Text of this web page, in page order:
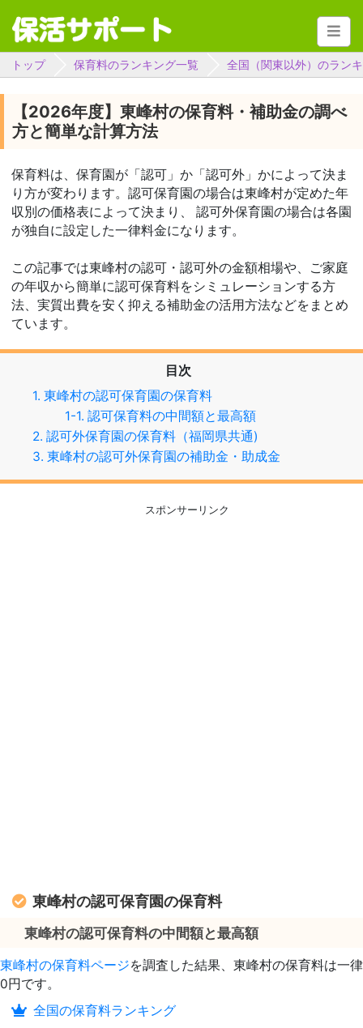
トップ 保育料のランキング一覧 全国（関東以外）のラン
【2026年度】東峰村の保育料・補助金の調べ
方と簡単な計算方法
保育料は、保育園が「認可」か「認可外」かによって決ま
り方が変わります。認可保育園の場合は東峰村が定めた年
収別の価格表によって決まり、 認可外保育園の場合は各園
が独自に設定した一律料金になります。
この記事では東峰村の認可・認可外の金額相場や、ご家庭
の年収から簡単に認可保育料をシミュレーションする方
法、実質出費を安く抑える補助金の活用方法などをまとめ
ています。
目次
1. 東峰村の認可保育園の保育料
1-1. 認可保育料の中間額と最高額
2. 認可外保育園の保育料（福岡県共通)
3. 東峰村の認可外保育園の補助金・助成金
スポンサーリンク
東峰村の認可保育園の保育料
東峰村の認可保育料の中間額と最高額
東峰村の保育料ページを調査した結果、東峰村の保育料は一律
0円です。
全国の保育料ランキング